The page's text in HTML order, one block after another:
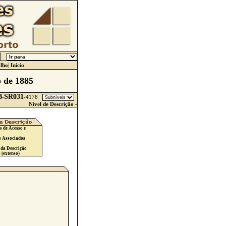
| Início
1885
-SR031-4178
Nível de Descrição -
de Acesso e
Associados
Descrição
(extenso)